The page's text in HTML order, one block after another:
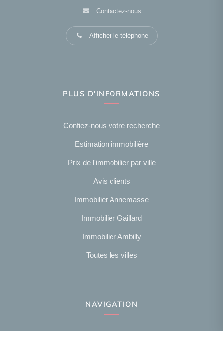
Contactez-nous
Afficher le téléphone
PLUS D'INFORMATIONS
Confiez-nous votre recherche
Estimation immobilière
Prix de l'immobilier par ville
Avis clients
Immobilier Annemasse
Immobilier Gaillard
Immobilier Ambilly
Toutes les villes
NAVIGATION